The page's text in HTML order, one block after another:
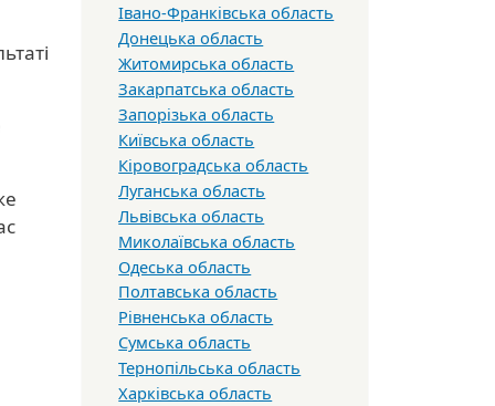
Івано-Франківська область
Донецька область
Житомирська область
Закарпатська область
Запорізька область
Київська область
Кіровоградська область
Луганська область
Львівська область
Миколаївська область
Одеська область
Полтавська область
Рівненська область
Сумська область
Тернопільська область
Харківська область